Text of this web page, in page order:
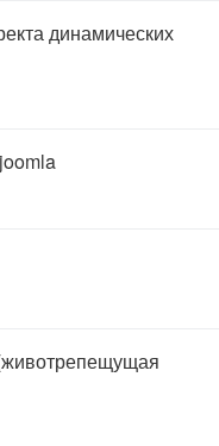
динамических